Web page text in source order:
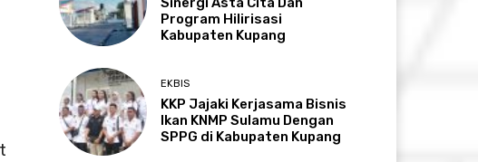
Program Hilirisasi
Kabupaten Kupang
EKBIS
KKP Jajaki Kerjasama Bisnis
Ikan KNMP Sulamu Dengan
SPPG di Kabupaten Kupang